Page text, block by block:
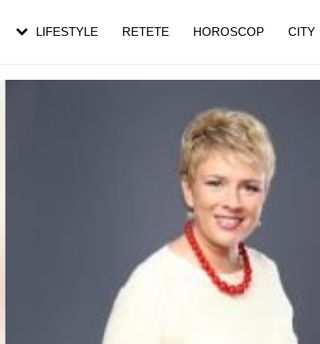
LIFESTYLE RETETE HOROSCOP CITY
în vârstă
de dureroasă este investigația